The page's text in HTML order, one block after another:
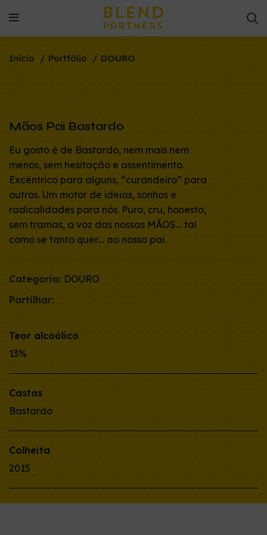
Início Portfólio DOURO
Mãos Pai Bastardo
Eu gosto é de Bastardo, nem mais nem
menos, sem hesitação e assentimento.
Excêntrico para alguns, “curandeiro” para
outros. Um motor de ideias, sonhos e
radicalidades para nós. Puro, cru, honesto,
sem tramas, a voz das nossas MÃOS… tal
como se tanto quer… ao nosso pai.
Categoria: DOURO
Partilhar:
Teor alcoólico
13%
Castas
Bastardo
Colheita
2015